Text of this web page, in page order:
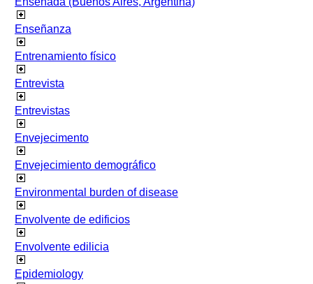
Enseñanza
Entrenamiento físico
Entrevista
Entrevistas
Envejecimento
Envejecimiento demográfico
Environmental burden of disease
Envolvente de edificios
Envolvente edilicia
Epidemiology